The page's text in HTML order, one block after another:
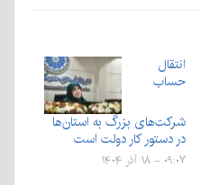
انتقال
حساب
شرکت‌های بزرگ به استان‌ها
در دستور کار دولت است
۰۹:۰۷ - ۱۸ آذر ۱۴۰۴